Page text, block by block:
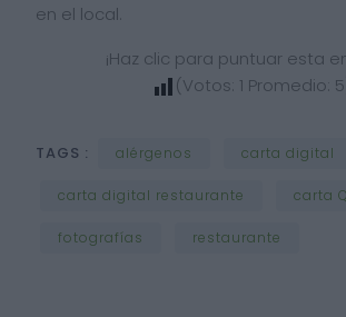
en el local.
¡Haz clic para puntuar esta
(Votos: 1 Promedio: 5
TAGS : alérgenos carta digital
carta digital restaurante carta
fotografías restaurante